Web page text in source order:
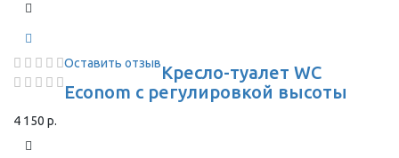
Оставить отзывКресло-туалет WC
Econom с регулировкой высоты
4 150 р.